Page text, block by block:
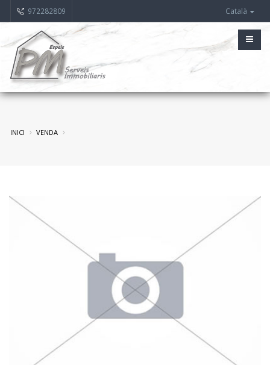
972282809 Català
INICI VENDA